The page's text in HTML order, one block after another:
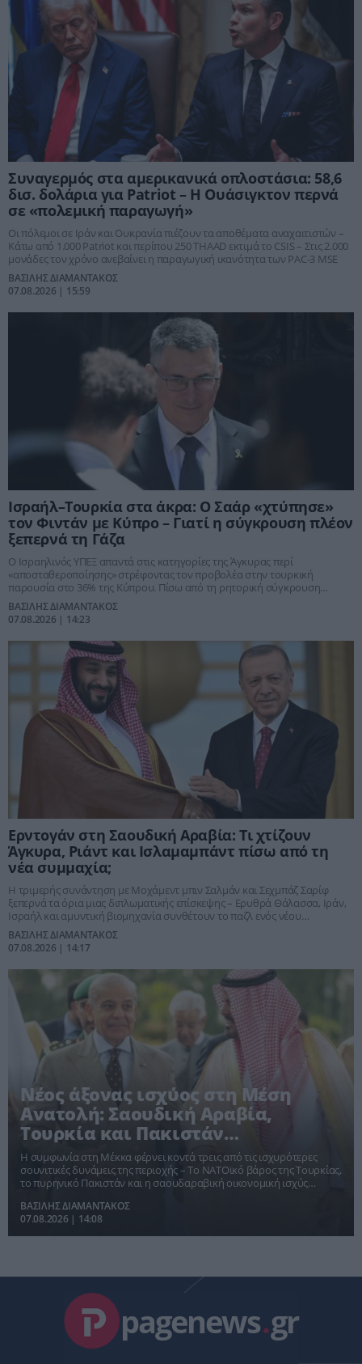
Συναγερμός στα αμερικανικά οπλοστάσια: 58,6
δισ. δολάρια για Patriot – Η Ουάσιγκτον περνά
σε «πολεμική παραγωγή»
Οι πόλεμοι σε Ιράν και Ουκρανία πιέζουν τα αποθέματα αναχαιτιστών –
Κάτω από 1.000 Patriot και περίπου 250 THAAD εκτιμά το CSIS – Στις 2.000
μονάδες τον χρόνο ανεβαίνει η παραγωγική ικανότητα των PAC-3 MSE
ΒΑΣΙΛΗΣ ΔΙΑΜΑΝΤΑΚΟΣ
07.08.2026 | 15:59
Ισραήλ–Τουρκία στα άκρα: Ο Σαάρ «χτύπησε»
τον Φιντάν με Κύπρο – Γιατί η σύγκρουση πλέον
ξεπερνά τη Γάζα
Ο Ισραηλινός ΥΠΕΞ απαντά στις κατηγορίες της Άγκυρας περί
«αποσταθεροποίησης» στρέφοντας τον προβολέα στην τουρκική
παρουσία στο 36% της Κύπρου. Πίσω από τη ρητορική σύγκρουση
κρύβεται μια πολύ μεγαλύτερη μάχη για Συρία, Ανατολική Μεσόγειο,
αμυντικές συμμαχίες και την περιφερειακή τάξη μετά τον πόλεμο με το
Ιράν
ΒΑΣΙΛΗΣ ΔΙΑΜΑΝΤΑΚΟΣ
07.08.2026 | 14:23
Ερντογάν στη Σαουδική Αραβία: Τι χτίζουν
Άγκυρα, Ριάντ και Ισλαμαμπάντ πίσω από τη
νέα συμμαχία;
Η τριμερής συνάντηση με Μοχάμεντ μπιν Σαλμάν και Σεχμπάζ Σαρίφ
ξεπερνά τα όρια μιας διπλωματικής επίσκεψης – Ερυθρά Θάλασσα, Ιράν,
Ισραήλ και αμυντική βιομηχανία συνθέτουν το παζλ ενός νέου
περιφερειακού μηχανισμού ισχύος
ΒΑΣΙΛΗΣ ΔΙΑΜΑΝΤΑΚΟΣ
07.08.2026 | 14:17
Νέος άξονας ισχύος στη Μέση
Ανατολή: Σαουδική Αραβία,
Τουρκία και Πακιστάν
υπογράφουν κοινό αμυντικό
σύμφωνο
Η συμφωνία στη Μέκκα φέρνει κοντά τρεις από τις ισχυρότερες
σουνιτικές δυνάμεις της περιοχής – Το ΝΑΤΟϊκό βάρος της Τουρκίας,
το πυρηνικό Πακιστάν και η σαουδαραβική οικονομική ισχύς
αβεβαιότητα της αμερικανικής ομπρέλας ασφαλείας
ΒΑΣΙΛΗΣ ΔΙΑΜΑΝΤΑΚΟΣ
07.08.2026 | 14:08
pagenews.gr